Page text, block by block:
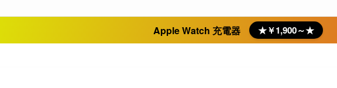
Apple Watch 充電器 ★￥1,900～★